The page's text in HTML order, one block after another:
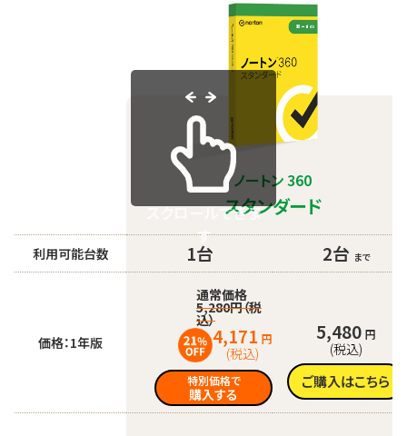
ノートン 360
スタンダード
利用可能台数 1台 2台 まで
価格：1年版
通常価格
5,280円（税
込）
4,171 円
(税込)
特別価格で
購入する
5,480 円
(税込)
ご購入はこちら
スクロールできま
す